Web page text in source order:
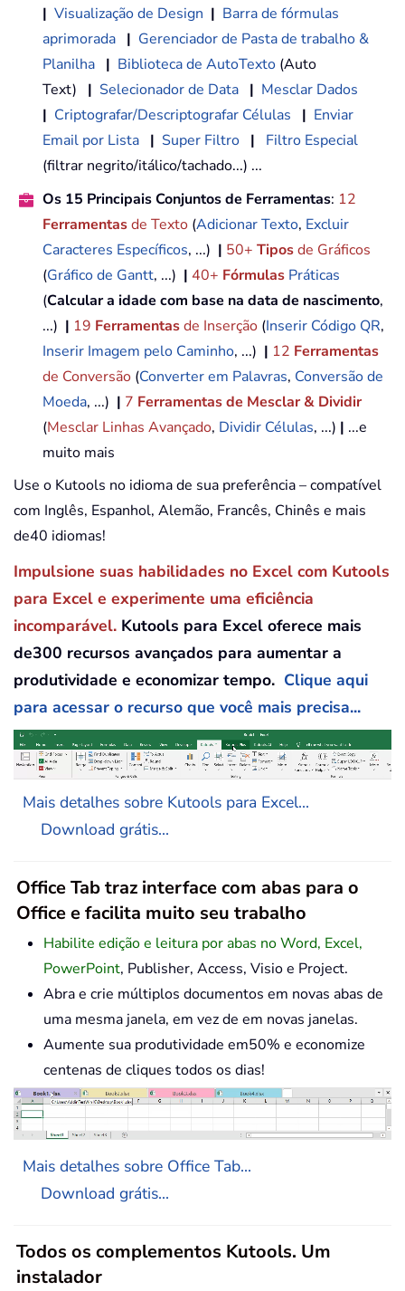
| Visualização de Design | Barra de fórmulas
aprimorada | Gerenciador de Pasta de trabalho &
Planilha | Biblioteca de AutoTexto (Auto
Text) | Selecionador de Data | Mesclar Dados
| Criptografar/Descriptografar Células | Enviar
Email por Lista | Super Filtro |
Filtro Especial
(filtrar negrito/itálico/tachado...) ...
Os 15 Principais Conjuntos de Ferramentas: 12
Ferramentasde Texto (Adicionar Texto, Excluir
Caracteres Específicos, ...) | 50+ Tiposde Gráficos
(Gráfico de Gantt, ...) | 40+ Fórmulas Práticas
(Calcular a idade com base na data de nascimento,
...) | 19 Ferramentasde Inserção (Inserir Código QR,
Inserir Imagem pelo Caminho, ...) | 12 Ferramentas
de Conversão (Converter em Palavras, Conversão de
Moeda, ...) | 7 Ferramentas de Mesclar & Dividir
(Mesclar Linhas Avançado, Dividir Células, ...) | ...e
muito mais
Use o Kutools no idioma de sua preferência – compatível
com Inglês, Espanhol, Alemão, Francês, Chinês e mais
de40 idiomas!
Impulsione suas habilidades no Excel com Kutools
para Excel e experimente uma eficiência
incomparável. Kutools para Excel oferece mais
de300 recursos avançados para aumentar a
produtividade e economizar tempo. Clique aqui
para acessar o recurso que você mais precisa...
Mais detalhes sobre Kutools para Excel...
Download grátis...
Office Tab traz interface com abas para o
Office e facilita muito seu trabalho
Habilite edição e leitura por abas no Word, Excel,
PowerPoint, Publisher, Access, Visio e Project.
Abra e crie múltiplos documentos em novas abas de
uma mesma janela, em vez de em novas janelas.
Aumente sua produtividade em50% e economize
centenas de cliques todos os dias!
Mais detalhes sobre Office Tab...
Download grátis...
Todos os complementos Kutools. Um
instalador